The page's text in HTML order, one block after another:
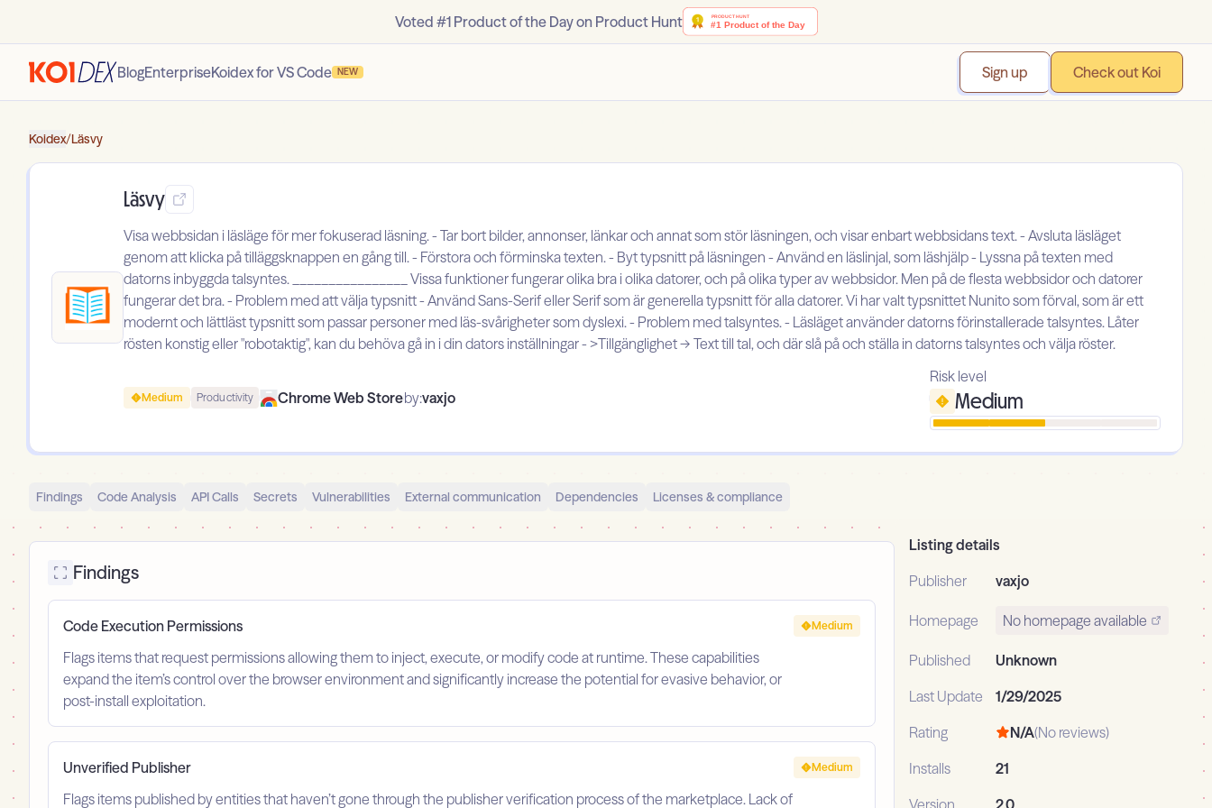
Voted #1 Product of the Day on Product Hunt
BlogEnterpriseKoidex for VS Code NEW Sign up Check out Koi
Koidex/Läsvy
Läsvy
Visa webbsidan i läsläge för mer fokuserad läsning. - Tar bort bilder, annonser, länkar och annat som stör läsningen, och visar enbart webbsidans text. - Avsluta läsläget
genom att klicka på tilläggsknappen en gång till. - Förstora och förminska texten. - Byt typsnitt på läsningen - Använd en läslinjal, som läshjälp - Lyssna på texten med
datorns inbyggda talsyntes. ________________ Vissa funktioner fungerar olika bra i olika datorer, och på olika typer av webbsidor. Men på de flesta webbsidor och datorer
fungerar det bra. - Problem med att välja typsnitt - Använd Sans-Serif eller Serif som är generella typsnitt för alla datorer. Vi har valt typsnittet Nunito som förval, som är ett
modernt och lättläst typsnitt som passar personer med läs-svårigheter som dyslexi. - Problem med talsyntes. - Läsläget använder datorns förinstallerade talsyntes. Låter
rösten konstig eller "robotaktig", kan du behöva gå in i din dators inställningar - >Tillgänglighet -> Text till tal, och där slå på och ställa in datorns talsyntes och välja röster.
Medium Productivity Chrome Web Storeby:vaxjo
Risk level
Medium
Findings Code Analysis API Calls Secrets Vulnerabilities External communication Dependencies Licenses & compliance
Findings
Code Execution Permissions
Flags items that request permissions allowing them to inject, execute, or modify code at runtime. These capabilities
expand the item’s control over the browser environment and significantly increase the potential for evasive behavior, or
post-install exploitation.
Medium
Unverified Publisher
Flags items published by entities that haven’t gone through the publisher verification process of the marketplace. Lack of
Medium
Listing details
Publisher
vaxjo
Homepage No homepage available
Published
Unknown
Last Update
1/29/2025
Rating
N/A(No reviews)
Installs
21